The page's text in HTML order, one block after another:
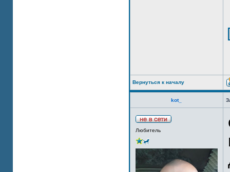
Вернуться к началу
kot_
Любитель